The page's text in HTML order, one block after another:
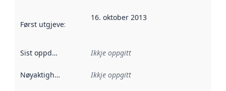
Først utgjeve:
16. oktober 2013
Sist oppdatert Ikkje oppgitt
Nøyaktigheit Ikkje oppgitt